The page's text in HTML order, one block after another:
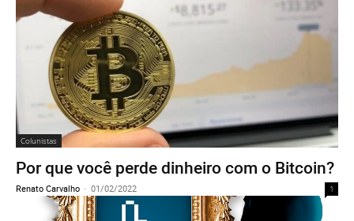
Colunistas
Por que você perde dinheiro com o Bitcoin?
Renato Carvalho - 01/02/2022 1